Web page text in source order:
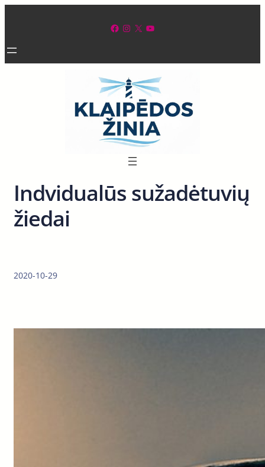
Facebook Instagram X YouTube
Indvidualūs sužadėtuvių
žiedai
2020-10-29